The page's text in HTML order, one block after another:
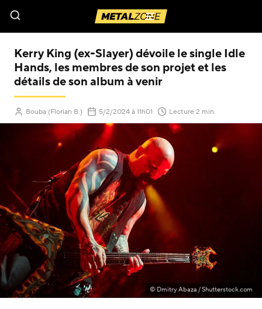
Menu
Kerry King (ex-Slayer) dévoile le single Idle
Hands, les membres de son projet et les
détails de son album à venir
Bouba (Florian B.) 5/2/2024(Mis à jour le )
à 11h01 Lecture 2 min.
© Dmitry Abaza / Shutterstock.com